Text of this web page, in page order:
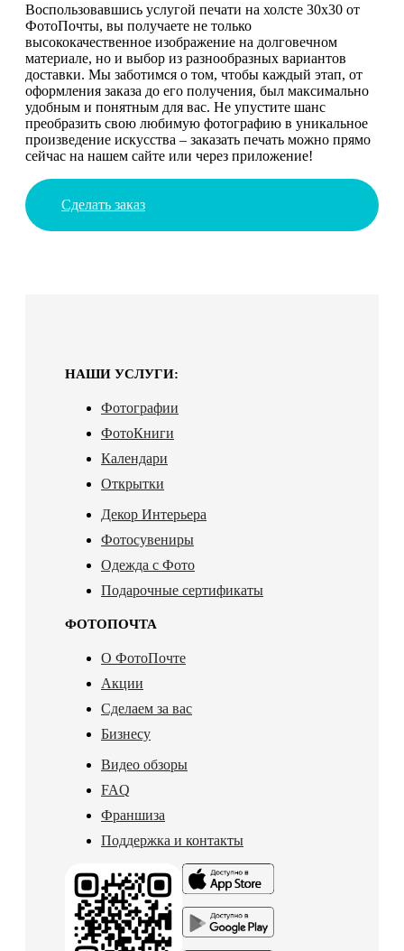
Воспользовавшись услугой печати на холсте 30х30 от
ФотоПочты, вы получаете не только
высококачественное изображение на долговечном
материале, но и выбор из разнообразных вариантов
доставки. Мы заботимся о том, чтобы каждый этап, от
оформления заказа до его получения, был максимально
удобным и понятным для вас. Не упустите шанс
преобразить свою любимую фотографию в уникальное
произведение искусства – заказать печать можно прямо
сейчас на нашем сайте или через приложение!
Сделать заказ
НАШИ УСЛУГИ:
Фотографии
ФотоКниги
Календари
Открытки
Декор Интерьера
Фотосувениры
Одежда с Фото
Подарочные сертификаты
ФОТОПОЧТА
О ФотоПочте
Акции
Сделаем за вас
Бизнесу
Видео обзоры
FAQ
Франшиза
Поддержка и контакты